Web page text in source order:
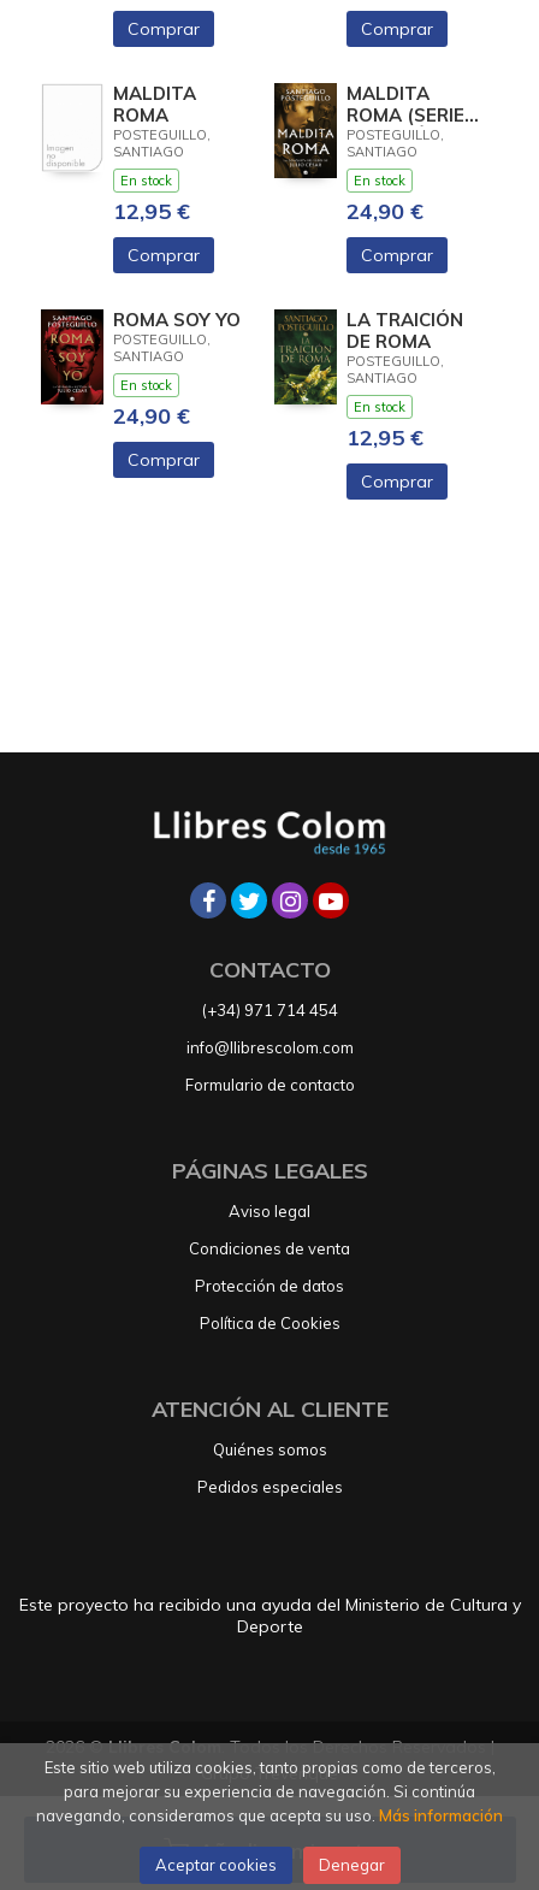
Añadir a mi cesta
Comprar Comprar
MALDITA
ROMA
POSTEGUILLO,
SANTIAGO
En stock
12,95 €
Comprar
MALDITA
ROMA (SERIE
JULIO CÉSAR 2)
POSTEGUILLO,
SANTIAGO
En stock
24,90 €
Comprar
ROMA SOY YO
POSTEGUILLO,
SANTIAGO
En stock
24,90 €
Comprar
LA TRAICIÓN
DE ROMA
POSTEGUILLO,
SANTIAGO
En stock
12,95 €
Comprar
CONTACTO
(+34) 971 714 454
info@llibrescolom.com
Formulario de contacto
PÁGINAS LEGALES
Aviso legal
Condiciones de venta
Protección de datos
Política de Cookies
ATENCIÓN AL CLIENTE
Quiénes somos
Pedidos especiales
Este proyecto ha recibido una ayuda del Ministerio de Cultura y
Deporte
2026 ©Llibres Colom. Todos los Derechos Reservados |
Grupo Trevenque
Este sitio web utiliza cookies, tanto propias como de terceros,
para mejorar su experiencia de navegación. Si continúa
navegando, consideramos que acepta su uso. Más información
Aceptar cookies Denegar